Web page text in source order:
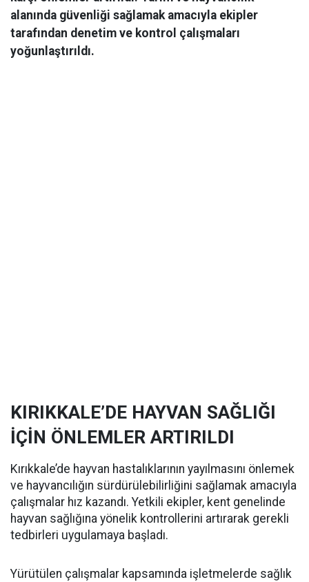
alanında güvenliği sağlamak amacıyla ekipler
tarafından denetim ve kontrol çalışmaları
yoğunlaştırıldı.
KIRIKKALE’DE HAYVAN SAĞLIĞI
İÇİN ÖNLEMLER ARTIRILDI
Kırıkkale’de hayvan hastalıklarının yayılmasını önlemek
ve hayvancılığın sürdürülebilirliğini sağlamak amacıyla
çalışmalar hız kazandı. Yetkili ekipler, kent genelinde
hayvan sağlığına yönelik kontrollerini artırarak gerekli
tedbirleri uygulamaya başladı.
Yürütülen çalışmalar kapsamında işletmelerde sağlık